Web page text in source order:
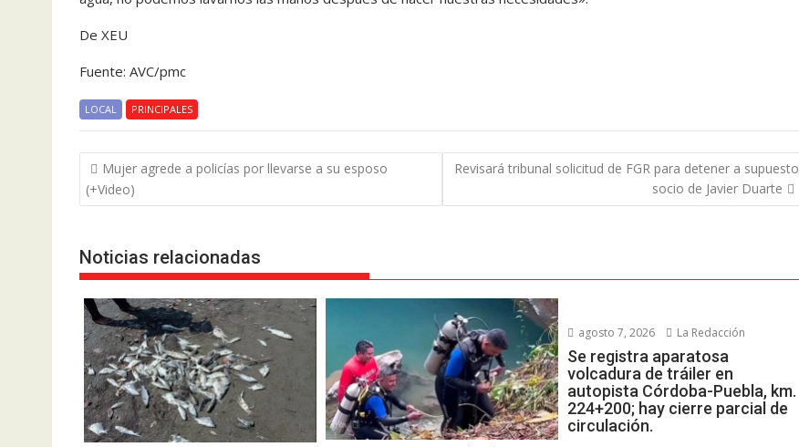
De XEU
Fuente: AVC/pmc
LOCAL PRINCIPALES
Navegación
de
entradas
Mujer agrede a policías por llevarse a su esposo
(+Video)
Revisará tribunal solicitud de FGR para detener a supuesto
socio de Javier Duarte
Noticias relacionadas
agosto 7, 2026 La Redacción
Se registra aparatosa
volcadura de tráiler en
autopista Córdoba-Puebla, km.
224+200; hay cierre parcial de
circulación.